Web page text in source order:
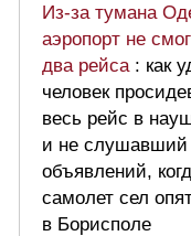
Из-за тумана
аэропорт не
два рейса : как
человек
весь рейс в
и не слушавший
объявлений,
самолет сел
в Борисполе